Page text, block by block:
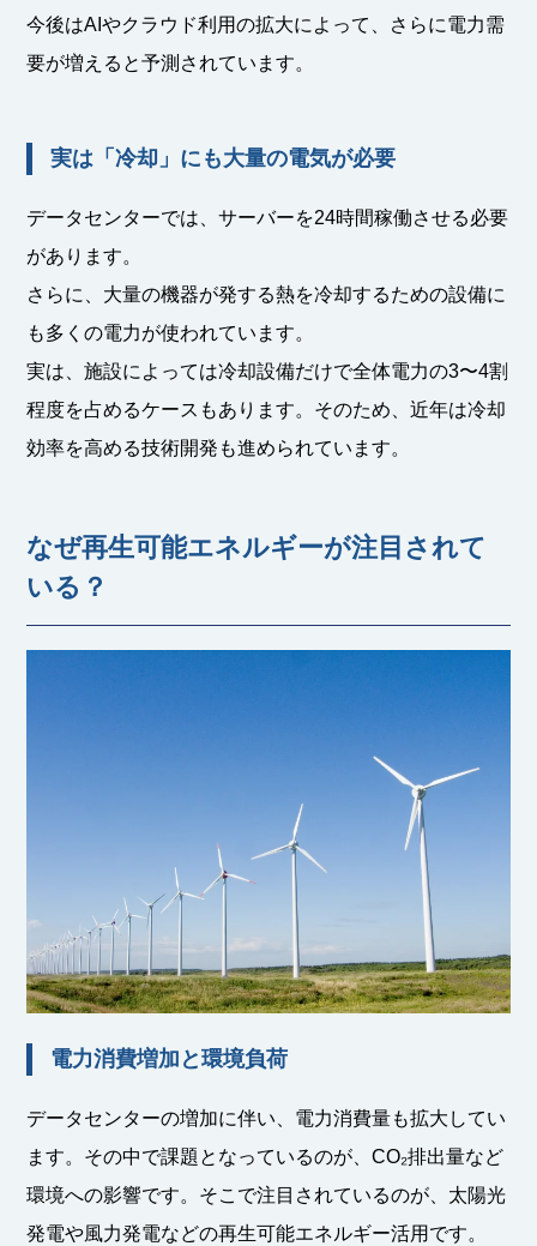
今後はAIやクラウド利用の拡大によって、さらに電力需
要が増えると予測されています。
実は「冷却」にも大量の電気が必要
データセンターでは、サーバーを24時間稼働させる必要
があります。
さらに、大量の機器が発する熱を冷却するための設備に
も多くの電力が使われています。
実は、施設によっては冷却設備だけで全体電力の3〜4割
程度を占めるケースもあります。そのため、近年は冷却
効率を高める技術開発も進められています。
なぜ再生可能エネルギーが注目されて
いる？
電力消費増加と環境負荷
データセンターの増加に伴い、電力消費量も拡大してい
ます。その中で課題となっているのが、CO₂排出量など
環境への影響です。そこで注目されているのが、太陽光
発電や風力発電などの再生可能エネルギー活用です。